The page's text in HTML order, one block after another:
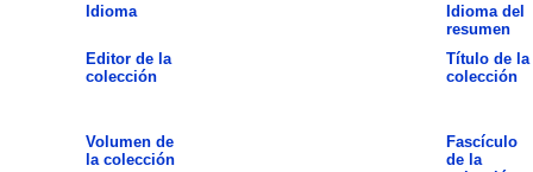
Idioma
Idioma del
resumen
Editor de la
colección
Título de la
colección
Volumen de
la colección
Fascículo
de la